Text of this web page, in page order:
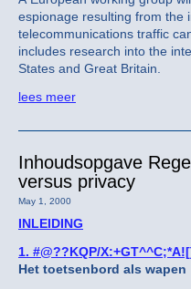
espionage resulting from the
telecommunications traffic
includes research into the
States and Great Britain.
lees meer
Inhoudsopgave
versus privacy
May 1, 2000
INLEIDING
1. #@??KQP/
Het toetsenbord als wapen